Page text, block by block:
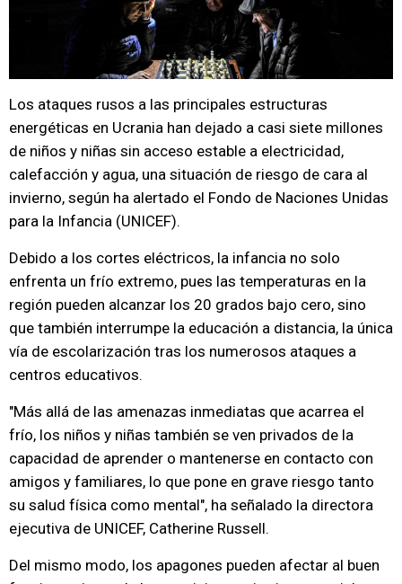
Los ataques rusos a las principales estructuras
energéticas en Ucrania han dejado a casi siete millones
de niños y niñas sin acceso estable a electricidad,
calefacción y agua, una situación de riesgo de cara al
invierno, según ha alertado el Fondo de Naciones Unidas
para la Infancia (UNICEF).
Debido a los cortes eléctricos, la infancia no solo
enfrenta un frío extremo, pues las temperaturas en la
región pueden alcanzar los 20 grados bajo cero, sino
que también interrumpe la educación a distancia, la única
vía de escolarización tras los numerosos ataques a
centros educativos.
"Más allá de las amenazas inmediatas que acarrea el
frío, los niños y niñas también se ven privados de la
capacidad de aprender o mantenerse en contacto con
amigos y familiares, lo que pone en grave riesgo tanto
su salud física como mental", ha señalado la directora
ejecutiva de UNICEF, Catherine Russell.
Del mismo modo, los apagones pueden afectar al buen